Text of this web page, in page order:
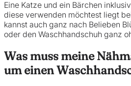
Eine Katze und ein Bärchen
diese verwenden möchtest liegt
kannst auch ganz nach Belieben
oder den Waschhandschuh ganz
Was muss meine
um einen